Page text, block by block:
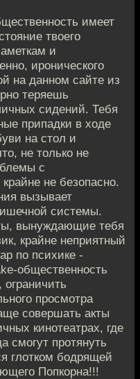
имеет
твоего
и
иронического
на данном сайте из
теряешь
сидений. Тебя
припадки в ходе
на стол и
не только не
с
не безопасно.
вызывает
системы.
вынуждающие тебя
крайне неприятный
по психике -
общественность
просмотра
совершать акты
кинотеатрах, где
смогут протянуть
глотком бодрящей
Попкорна!!!